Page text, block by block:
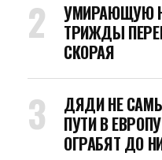
УМИРАЮЩУЮ
ТРИЖДЫ
СКОРАЯ
ДЯДИ НЕ
ПУТИ В
ОГРАБЯТ ДО